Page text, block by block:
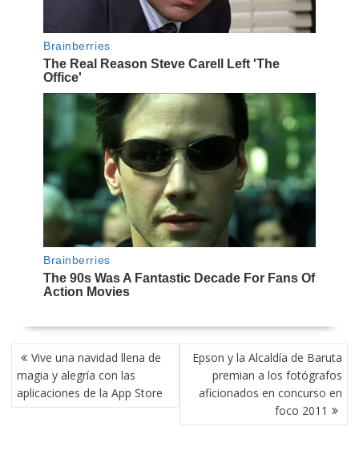
NAVEGACIÓN
DE
ENTRADAS
Vive una navidad llena de
magia y alegría con las
aplicaciones de la App Store
Epson y la Alcaldía de Baruta
premian a los fotógrafos
aficionados en concurso en
foco 2011